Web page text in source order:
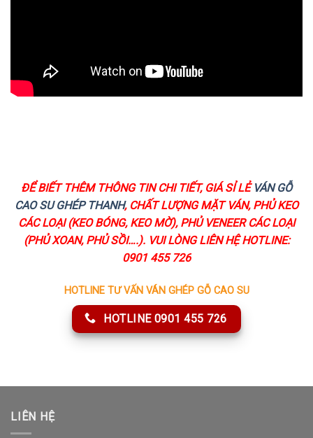
ĐỂ BIẾT THÊM THÔNG TIN CHI TIẾT, GIÁ SỈ LẺ VÁN GỖ
CAO SU GHÉP THANH, CHẤT LƯỢNG MẶT VÁN, PHỦ KEO
CÁC LOẠI (KEO BÓNG, KEO MỜ), PHỦ VENEER CÁC LOẠI
(PHỦ XOAN, PHỦ SỒI….). VUI LÒNG LIÊN HỆ HOTLINE:
0901 455 726
HOTLINE TƯ VẤN VÁN GHÉP GỖ CAO SU
HOTLINE 0901 455 726
LIÊN HỆ